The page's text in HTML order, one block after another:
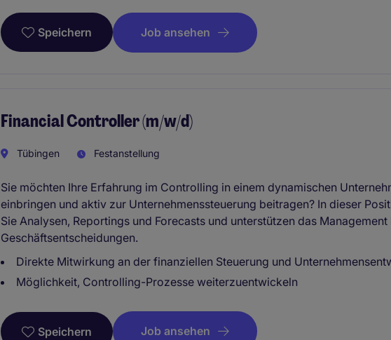
Speichern Job ansehen
Financial Controller (m/w/d)
Tübingen Festanstellung
Sie möchten Ihre Erfahrung im Controlling in einem dynamischen
einbringen und aktiv zur Unternehmenssteuerung beitragen? In dieser
Sie Analysen, Reportings und Forecasts und unterstützen das
Geschäftsentscheidungen.
Direkte Mitwirkung an der finanziellen Steuerung und
Möglichkeit, Controlling-Prozesse weiterzuentwickeln
Speichern Job ansehen